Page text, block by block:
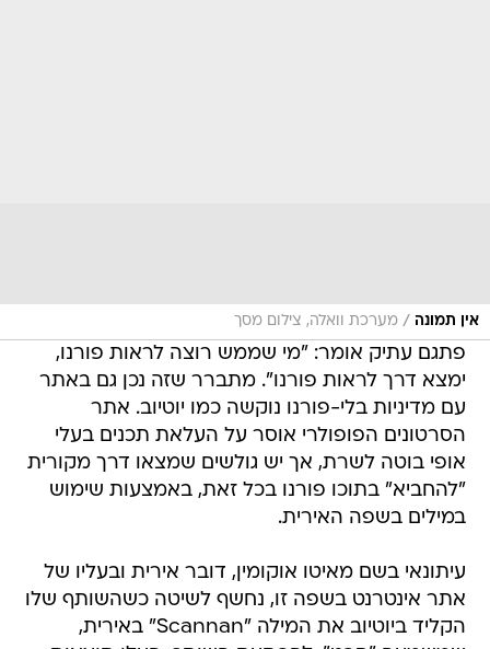
אין תמונה / מערכת וואלה, צילום מסך
פתגם עתיק אומר: "מי שממש רוצה לראות פורנו,
ימצא דרך לראות פורנו". מתברר שזה נכן גם באתר
עם מדיניות בלי-פורנו נוקשה כמו יוטיוב. אתר
הסרטונים הפופולרי אוסר על העלאת תכנים בעלי
אופי בוטה לשרת, אך יש גולשים שמצאו דרך מקורית
"להחביא" בתוכו פורנו בכל זאת, באמצעות שימוש
במילים בשפה האירית.
עיתונאי בשם מאיטו אוקומין, דובר אירית ובעליו של
אתר אינטרנט בשפה זו, נחשף לשיטה כשהשותף שלו
הקליד ביוטיוב את המילה "Scannan" באירית,